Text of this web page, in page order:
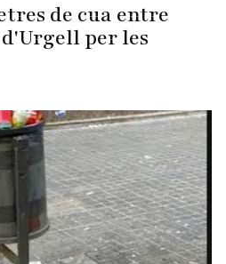
de cua entre
per les